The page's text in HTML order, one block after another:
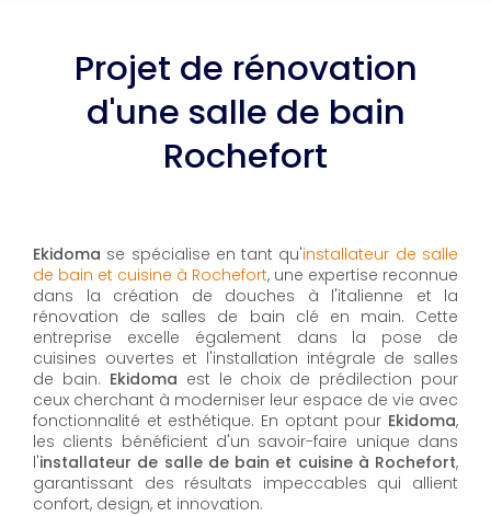
Projet de rénovation
d'une salle de bain
Rochefort
Ekidoma se spécialise en tant qu'installateur de salle
de bain et cuisine à Rochefort, une expertise reconnue
dans la création de douches à l'italienne et la
rénovation de salles de bain clé en main. Cette
entreprise excelle également dans la pose de
cuisines ouvertes et l'installation intégrale de salles
de bain. Ekidoma est le choix de prédilection pour
ceux cherchant à moderniser leur espace de vie avec
fonctionnalité et esthétique. En optant pour Ekidoma,
les clients bénéficient d'un savoir-faire unique dans
l'installateur de salle de bain et cuisine à Rochefort,
garantissant des résultats impeccables qui allient
confort, design, et innovation.